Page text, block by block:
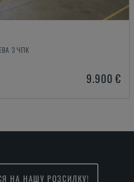
З ЧПК
9.900 €
НА НАШУ РОЗСИЛКУ!